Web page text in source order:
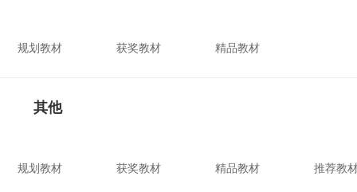
规划教材 获奖教材 精品教材
其他
规划教材 获奖教材 精品教材 推荐教